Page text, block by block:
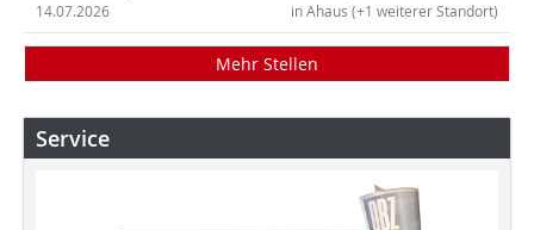
in Ahaus (+1 weiterer Standort)
14.07.2026
Mehr Stellen
Service